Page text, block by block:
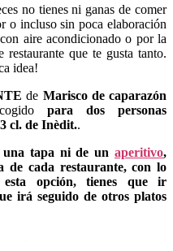
no tienes ni ganas de comer
o incluso sin poca elaboración
aire acondicionado o por la
restaurante que te gusta tanto.
idea!
de Marisco de caparazón
para dos personas
cl. de Inèdit..
una tapa ni de unaperitivo,
de cada restaurante, con lo
opción, tienes que ir
irá seguido de otros platos